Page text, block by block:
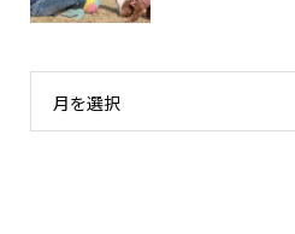
月を選択